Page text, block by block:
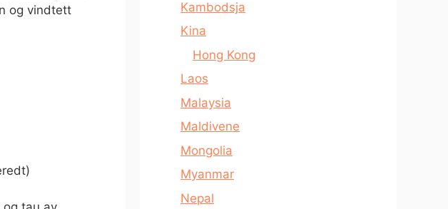
og vindtett
Kambodsja
Kina
Hong Kong
Laos
Malaysia
Maldivene
Mongolia
Myanmar
Nepal